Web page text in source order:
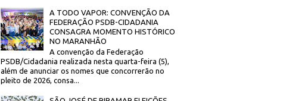
A TODO VAPOR: CONVENÇÃO DA
FEDERAÇÃO PSDB-CIDADANIA
CONSAGRA MOMENTO HISTÓRICO
NO MARANHÃO
A convenção da Federação
PSDB/Cidadania realizada nesta quarta-feira (5),
além de anunciar os nomes que concorrerão no
pleito de 2026, consa...